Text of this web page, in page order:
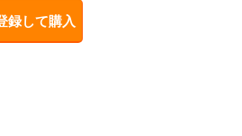
録して購入